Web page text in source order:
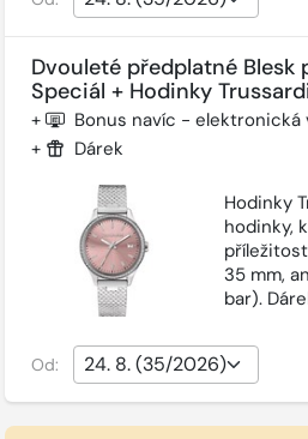
Dvouleté předplatné Blesk
Speciál + Hodinky
+ Bonus navíc - elektronická
+ Dárek
Hodinky
hodinky,
35 mm,
bar).
Od: